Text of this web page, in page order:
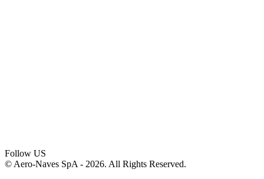
Follow US
© Aero-Naves SpA - 2026. All Rights Reserved.